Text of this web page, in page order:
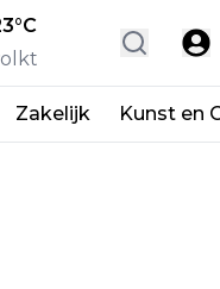
°C
Zakelijk Kunst en